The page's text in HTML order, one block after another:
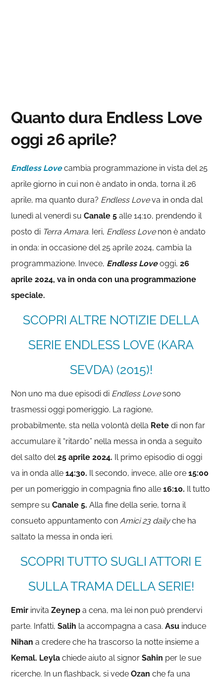
Quanto dura Endless Love
oggi 26 aprile?
Endless Lovecambia programmazione in vista del 25
aprile giorno in cui non è andato in onda, torna il 26
aprile, ma quanto dura? Endless Loveva in onda dal
lunedì al venerdì suCanale 5 alle 14:10, prendendo il
posto di Terra Amara. Ieri, Endless Lovenon è andato
in onda: in occasione del 25 aprile 2024, cambia la
programmazione. Invece, Endless Loveoggi, 26
aprile 2024, va in onda con una programmazione
speciale.
SCOPRI ALTRE NOTIZIE DELLA
SERIE ENDLESS LOVE (KARA
SEVDA) (2015)!
Non uno ma due episodi di Endless Lovesono
trasmessi oggi pomeriggio. La ragione,
probabilmente, sta nella volontà della Rete di non far
accumulare il “ritardo” nella messa in onda a seguito
del salto del25 aprile 2024. Il primo episodio di oggi
va in onda alle14:30. Il secondo, invece, alle ore15:00
per un pomeriggio in compagnia fino alle16:10. Il tutto
sempre suCanale 5.Alla fine della serie, torna il
consueto appuntamento con Amici 23 dailyche ha
saltato la messa in onda ieri.
SCOPRI TUTTO SUGLI ATTORI E
SULLA TRAMA DELLA SERIE!
Emir invitaZeynep a cena, ma lei non può prendervi
parte. Infatti,Salih la accompagna a casa.Asu induce
Nihan a credere che ha trascorso la notte insieme a
Kemal. Leyla chiede aiuto al signorSahin per le sue
ricerche. In un flashback, si vedeOzan che fa una